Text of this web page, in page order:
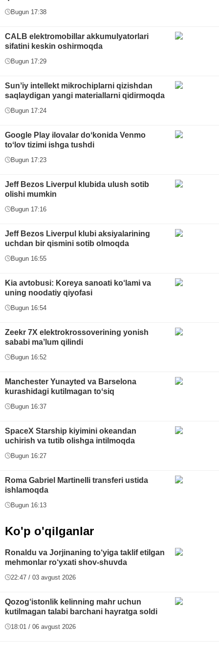
Bugun 17:38
CALB elektromobillar akkumulyatorlari
sifatini keskin oshirmoqda
Bugun 17:29
Sunʼiy intellekt mikrochiplarni qizishdan
saqlaydigan yangi materiallarni qidirmoqda
Bugun 17:24
Google Play ilovalar doʻkonida Venmo
toʻlov tizimi ishga tushdi
Bugun 17:23
Jeff Bezos Liverpul klubida ulush sotib
olishi mumkin
Bugun 17:16
Jeff Bezos Liverpul klubi aksiyalarining
uchdan bir qismini sotib olmoqda
Bugun 16:55
Kia avtobusi: Koreya sanoati ko‘lami va
uning noodatiy qiyofasi
Bugun 16:54
Zeekr 7X elektrokrossoverining yonish
sababi maʼlum qilindi
Bugun 16:52
Manchester Yunayted va Barselona
kurashidagi kutilmagan toʻsiq
Bugun 16:37
SpaceX Starship kiyimini okeandan
uchirish va tutib olishga intilmoqda
Bugun 16:27
Roma Gabriel Martinelli transferi ustida
ishlamoqda
Bugun 16:13
Ko'p o'qilganlar
Ronaldu va Jorjinaning to‘yiga taklif etilgan
mehmonlar ro‘yxati shov-shuvda
22:47 / 03 avgust 2026
Qozog‘istonlik kelinning mahr uchun
kutilmagan talabi barchani hayratga soldi
18:01 / 06 avgust 2026